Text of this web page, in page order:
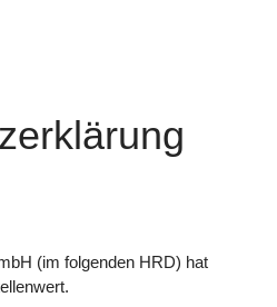
(im folgenden HRD) hat